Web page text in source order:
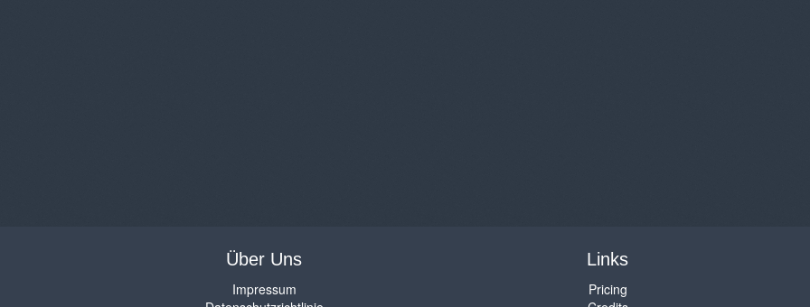
Über Uns
Impressum
Links
Pricing